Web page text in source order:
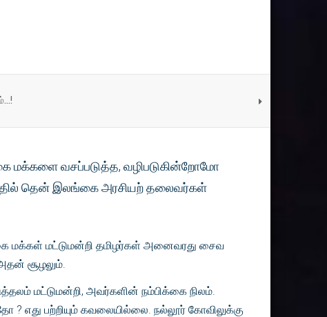
மக்களை வசப்படுத்த, வழிபடுகின்றோமோ
தென் இலங்கை அரசியற் தலைவர்கள்
மக்கள் மட்டுமன்றி தமிழர்கள் அனைவரது சைவ
சூழலும்.
மட்டுமன்றி, அவர்களின் நம்பிக்கை நிலம்.
? எது பற்றியும் கவலையில்லை. நல்லூர் கோவிலுக்கு